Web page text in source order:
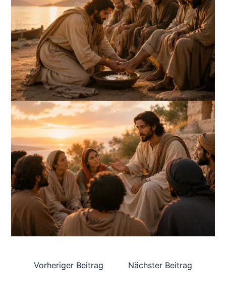
Vorheriger Beitrag Nächster Beitrag